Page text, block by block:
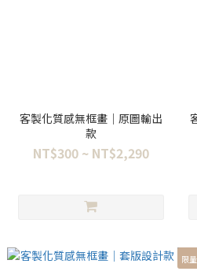
客製化質感無框畫｜原圖輸出
款
NT$300 ~ NT$2,290
限